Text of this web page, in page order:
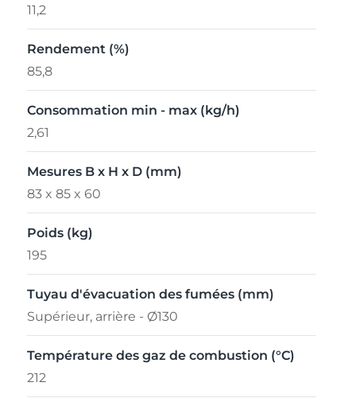
11,2
Rendement (%)
85,8
Consommation min - max (kg/h)
2,61
Mesures B x H x D (mm)
83 x 85 x 60
Poids (kg)
195
Tuyau d'évacuation des fumées (mm)
Supérieur, arrière - Ø130
Température des gaz de combustion (°C)
212